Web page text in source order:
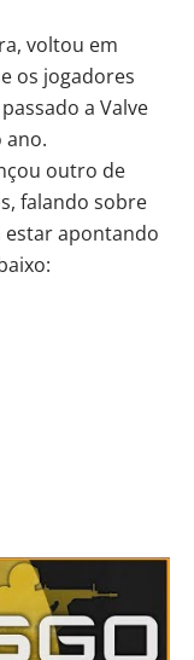
voltou em
os jogadores
a Valve
ano.
outro de
falando sobre
apontando